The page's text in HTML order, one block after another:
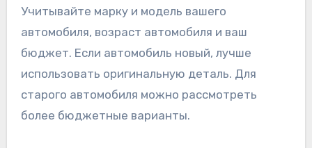
Учитывайте марку и модель вашего
автомобиля, возраст автомобиля и ваш
бюджет. Если автомобиль новый, лучше
использовать оригинальную деталь. Для
старого автомобиля можно рассмотреть
более бюджетные варианты.